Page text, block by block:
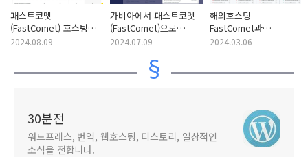
패스트코멧
(FastComet) 호스팅
방문자 수 제한
2024.08.09
가비아에서 패스트코멧
(FastComet)으로
워드프레스 사이트 이전
2024.07.09
해외호스팅
FastComet과
ChemiCloud 비교
2024.03.06
30분전
워드프레스, 번역, 웹호스팅, 티스토리, 일상적인
소식을 전합니다.